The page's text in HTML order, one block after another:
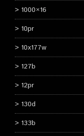
1000×16
10pr
10x177w
127b
12pr
130d
133b